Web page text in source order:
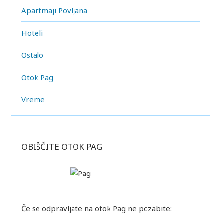
Apartmaji Povljana
Hoteli
Ostalo
Otok Pag
Vreme
OBIŠČITE OTOK PAG
Če se odpravljate na otok Pag ne pozabite: